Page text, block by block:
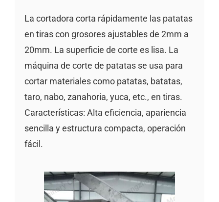
La cortadora corta rápidamente las patatas
en tiras con grosores ajustables de 2mm a
20mm. La superficie de corte es lisa. La
máquina de corte de patatas se usa para
cortar materiales como patatas, batatas,
taro, nabo, zanahoria, yuca, etc., en tiras.
Características: Alta eficiencia, apariencia
sencilla y estructura compacta, operación
fácil.